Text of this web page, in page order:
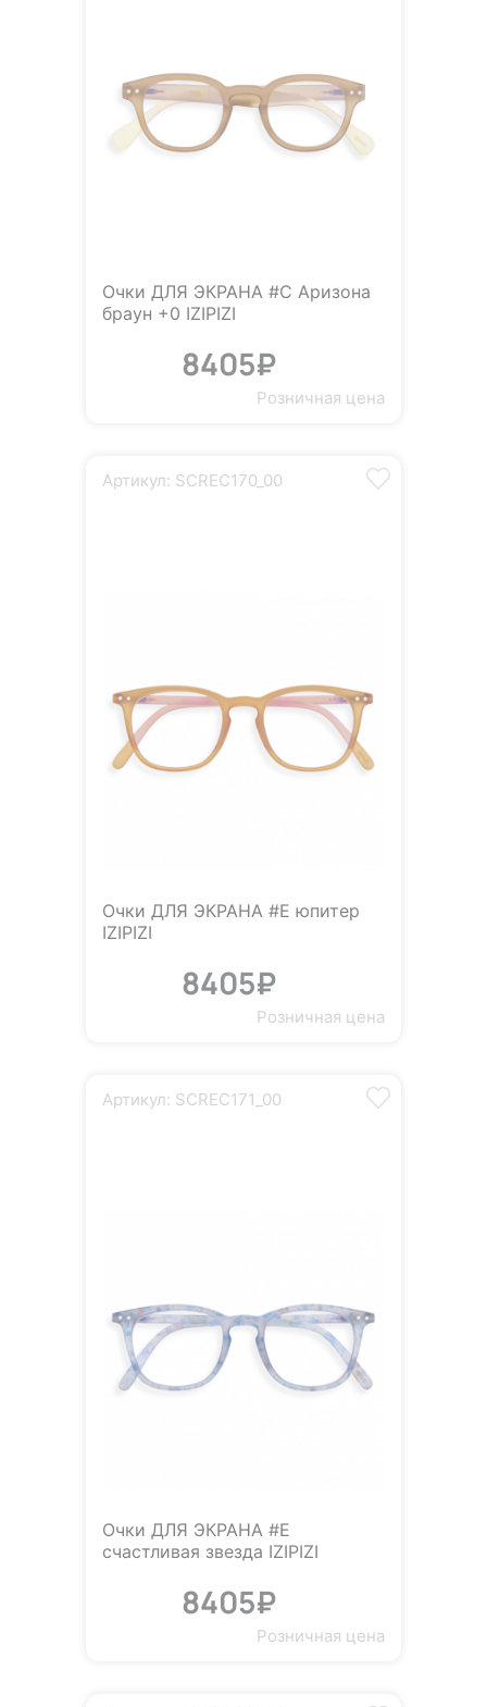
Очки ДЛЯ ЭКРАНА #C Аризона
браун +0 IZIPIZI
8405₽
Розничная цена
Артикул: SCREC170_00
Очки ДЛЯ ЭКРАНА #E юпитер
IZIPIZI
8405₽
Розничная цена
Артикул: SCREC171_00
Очки ДЛЯ ЭКРАНА #E
счастливая звезда IZIPIZI
8405₽
Розничная цена